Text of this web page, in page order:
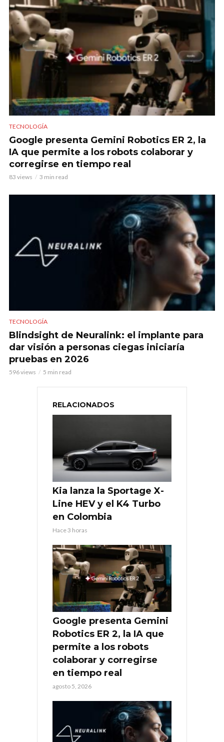
TECNOLOGÍA
Google presenta Gemini Robotics ER 2, la
IA que permite a los robots colaborar y
corregirse en tiempo real
83 views 3 min read
TECNOLOGÍA
Blindsight de Neuralink: el implante para
dar visión a personas ciegas iniciaría
pruebas en 2026
596 views 5 min read
RELACIONADOS
Kia lanza la Sportage X-
Line HEV y el K4 Turbo
en Colombia
Hace 3 horas
Google presenta Gemini
Robotics ER 2, la IA que
permite a los robots
colaborar y corregirse
en tiempo real
agosto 5, 2026